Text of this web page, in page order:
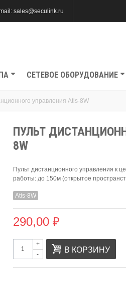
sales@seculink.ru
СЕТЕВОЕ ОБОРУДОВАНИЕ
управления Atis-8W
ПУЛЬТ
8W
Пульт дистанционного управления к
работы: до 150м (открытое
Atis-8W
290,00 ₽
-
+
В КОРЗИНУ